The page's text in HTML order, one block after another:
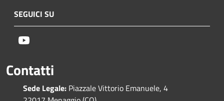
SEGUICI SU
Contatti
Sede Legale: Piazzale Vittorio Emanuele, 4